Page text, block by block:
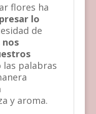
flores ha
lo
de
palabras
y aroma.